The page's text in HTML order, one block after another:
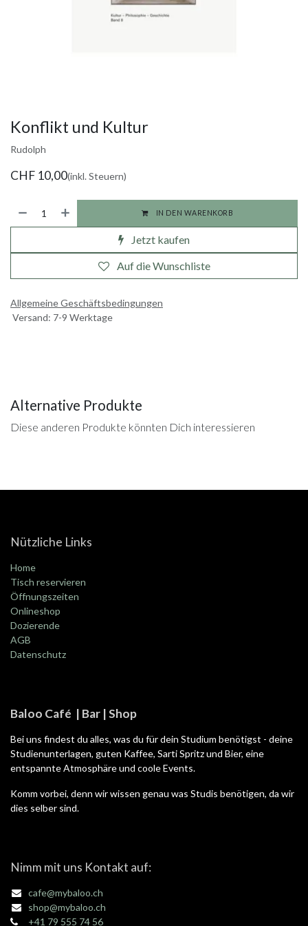
Konflikt und Kultur
Rudolph
CHF 10,00(inkl. Steuern)
IN DEN WARENKORB
Jetzt kaufen
Auf die Wunschliste
Allgemeine Geschäftsbedingungen
Versand: 7-9 Werktage
Alternative Produkte
Diese anderen Produkte könnten Dich interessieren
Nützliche Links
Home
Tisch reservieren
Öffnungszeiten
Onlineshop
Dozierende
AGB
Datenschutz
Baloo Café | Bar | Shop
Bei uns findest du alles, was du für dein Studium benötigst - deine
Studienunterlagen, guten Kaffee, Sarti Spritz und Bier, eine
entspannte Atmosphäre und coole Events.
Komm vorbei, denn wir wissen genau was Studis benötigen, da wir
dies selber sind.
Nimm mit uns Kontakt auf:
cafe@mybaloo.ch
shop@mybaloo.ch
+41 79 555 74 56